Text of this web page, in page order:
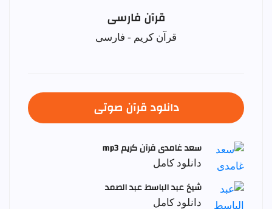
قرآن فارسی
قرآن کریم - فارسی
دانلود قرآن صوتی
سعد غامدی قرآن کریم mp3
دانلود کامل
شيخ عبد الباسط عبد الصمد
دانلود کامل